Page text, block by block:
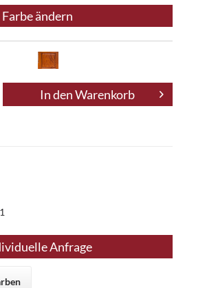
Farbe ändern
In denWarenkorb
Anfrage